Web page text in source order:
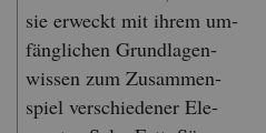
sie er­weckt mit ihrem um­
fäng­li­chen Grund­la­gen­
wis­sen zum Zu­sam­men­
spiel ver­schie­de­ner Ele­